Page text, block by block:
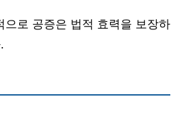
로 공증은 법적 효력을 보장하